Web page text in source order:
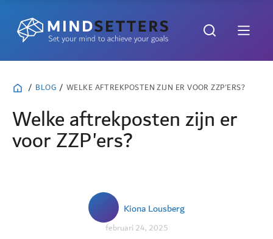
/ BLOG / WELKE AFTREKPOSTEN ZIJN ER VOOR ZZP'ERS?
Welke aftrekposten zijn er
voor ZZP'ers?
Kiona Lousberg
februari 24, 2025